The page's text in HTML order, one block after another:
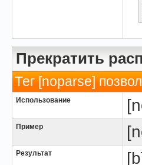
Прекратить
Тег [noparse]
Использование
Пример
Результат